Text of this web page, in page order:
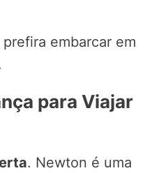
embarcar em
para Viajar
. Newton é uma